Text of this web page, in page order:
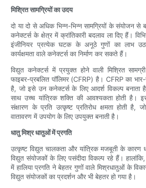
मिश्रित सामग्रियों का उदय
दो या दो से अधिक भिन्न-भिन्न सामग्रियों के संयोजन से
कनेक्टर्स के क्षेत्र में क्रांतिकारी बदलाव ला दिए हैं।
इंजीनियर प्रत्येक घटक के अनूठे गुणों का लाभ
कार्यक्षमता वाले कनेक्टर्स का निर्माण कर सकते हैं।
विद्युत कनेक्टर्स में प्रयुक्त होने वाली मिश्रित
फाइबर-प्रबलित पॉलिमर (CFRP) है। CFRP का
है, जो इसे उन कनेक्टर्स के लिए आदर्श विकल्प
साथ उच्च यांत्रिक शक्ति की आवश्यकता होती है।
संक्षारण के प्रति उत्कृष्ट प्रतिरोध क्षमता होती है,
वातावरण में उपयोग के लिए उपयुक्त बनाती है।
धातु मिश्र धातुओं में प्रगति
उत्कृष्ट विद्युत चालकता और यांत्रिक मजबूती के कारण
विद्युत संयोजकों के लिए पसंदीदा विकल्प रहे हैं। हालांकि,
में हालिया प्रगति ने बेहतर गुणों वाले मिश्रधातुओं के
विद्युत संयोजकों का प्रदर्शन और भी बेहतर हो गया है।